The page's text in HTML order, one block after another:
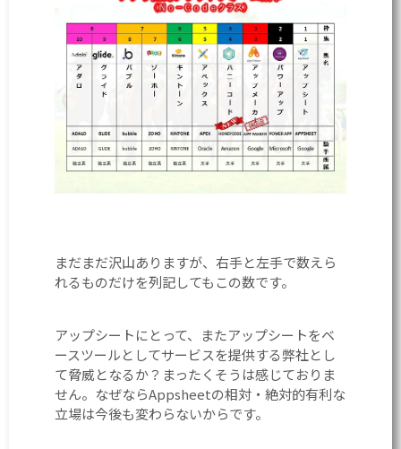
まだまだ沢山ありますが、右手と左手で数えら
れるものだけを列記してもこの数です。
アップシートにとって、またアップシートをベ
ースツールとしてサービスを提供する弊社とし
て脅威となるか？まったくそうは感じておりま
せん。なぜならAppsheetの相対・絶対的有利な
立場は今後も変わらないからです。